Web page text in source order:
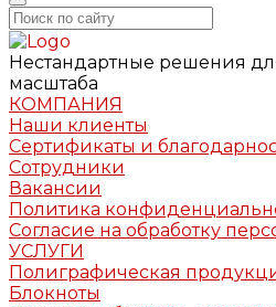
Нестандартные решения
масштаба
КОМПАНИЯ
Наши клиенты
Сертификаты и
Сотрудники
Вакансии
Политика
Согласие на обработку
УСЛУГИ
Полиграфическая
Блокноты